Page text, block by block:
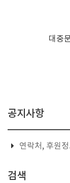
대중
공지사항
연락처, 후원
검색